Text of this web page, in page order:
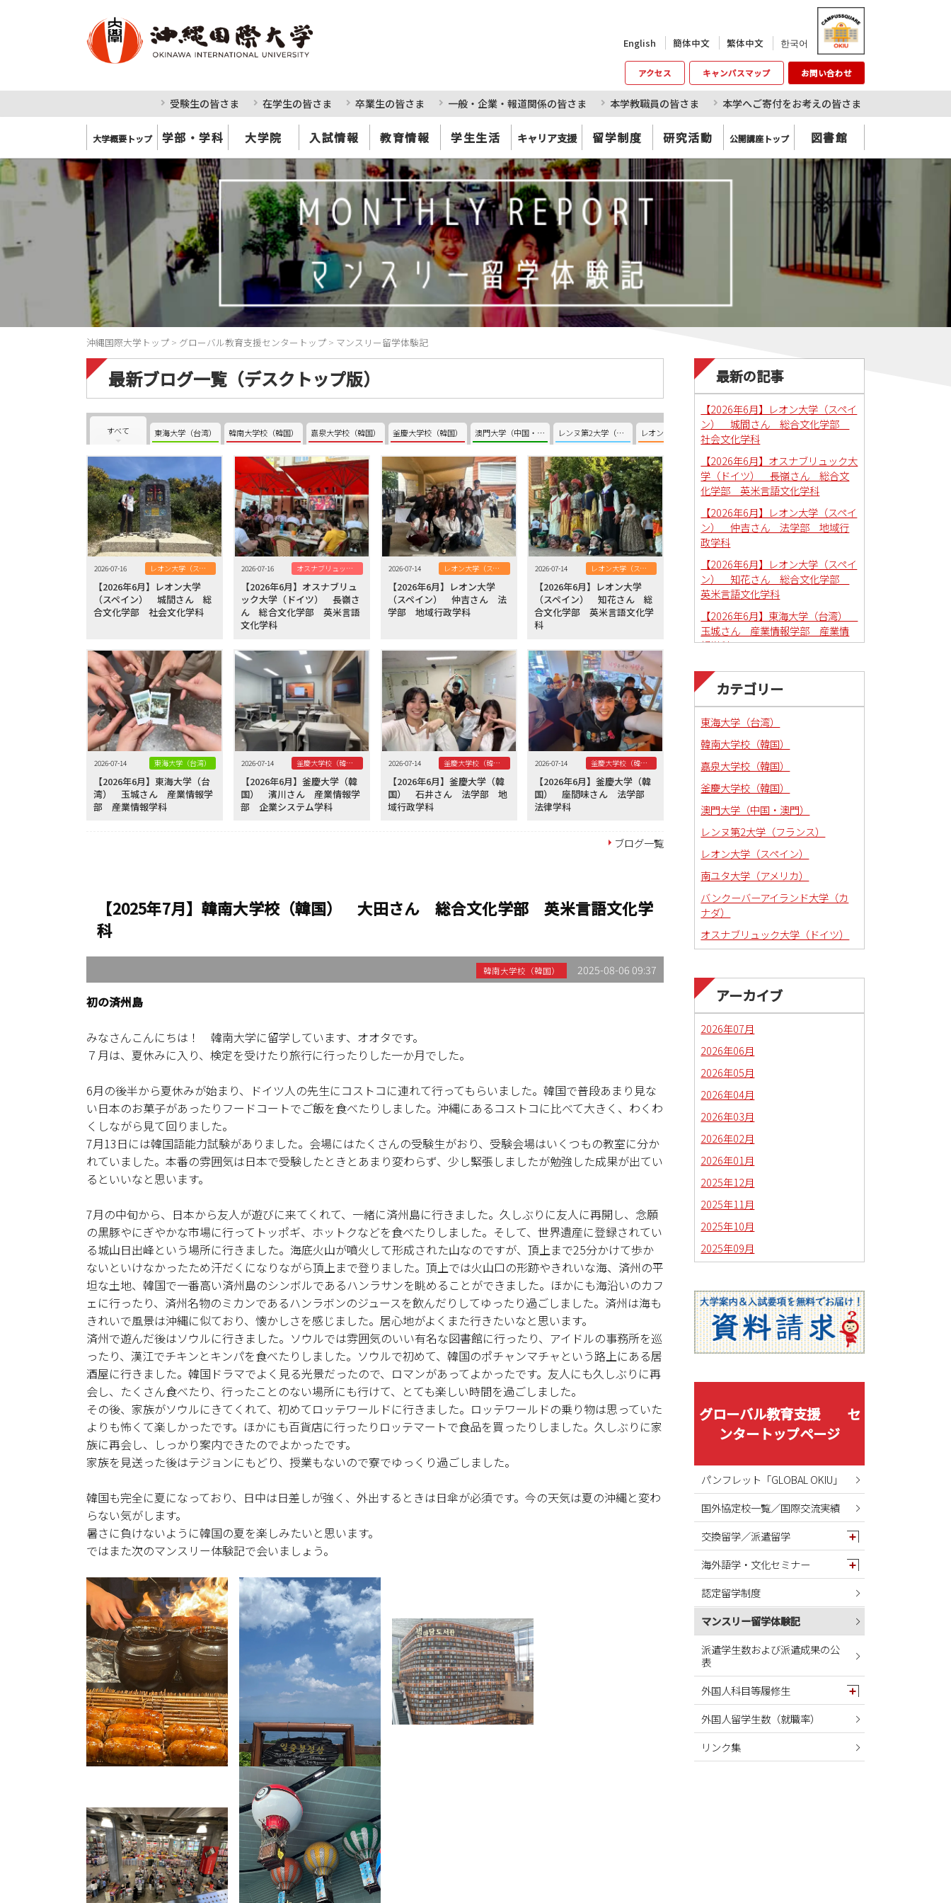
English 簡体中文 繁体中文 한국어
アクセス キャンパスマップ お問い合わせ
受験生の皆さま 在学生の皆さま 卒業生の皆さま 一般・企業・報道関係の皆さま 本学教職員の皆さま 本学へご寄付をお考えの皆さま
大学概要トップ 学部・学科 大学院 入試情報 教育情報 学生生活 キャリア支援 留学制度 研究活動 公開講座トップ 図書館
沖縄国際大学トップ > グローバル教育支援センタートップ > マンスリー留学体験記
最新ブログ一覧（デスクトップ版）
すべて 東海大学（台湾） 韓南大学校（韓国） 嘉泉大学校（韓国） 釜慶大学校（韓国） 澳門大学（中国・澳門） レンヌ第2大学（フランス） レオン大学（スペイン） オスナブリュック大学（ドイツ）
2026-07-16 レオン大学（スペイン）
【2026年6月】レオン大学
（スペイン） 城間さん 総
合文化学部 社会文化学科
2026-07-16 オスナブリュック大学（ドイツ）
【2026年6月】オスナブリュ
ック大学（ドイツ） 長嶺さ
ん 総合文化学部 英米言語
文化学科
2026-07-14 レオン大学（スペイン）
【2026年6月】レオン大学
（スペイン） 仲吉さん 法
学部 地域行政学科
2026-07-14 レオン大学（スペイン）
【2026年6月】レオン大学
（スペイン） 知花さん 総
合文化学部 英米言語文化学
科
2026-07-14 東海大学（台湾）
【2026年6月】東海大学（台
湾） 玉城さん 産業情報学
部 産業情報学科
2026-07-14 釜慶大学校（韓国）
【2026年6月】釜慶大学（韓
国） 濱川さん 産業情報学
部 企業システム学科
2026-07-14 釜慶大学校（韓国）
【2026年6月】釜慶大学（韓
国） 石井さん 法学部 地
域行政学科
2026-07-14 釜慶大学校（韓国）
【2026年6月】釜慶大学（韓
国） 座間味さん 法学部
法律学科
ブログ一覧
【2025年7月】韓南大学校（韓国） 大田さん 総合文化学部 英米言語文化学
科
韓南大学校（韓国） 2025-08-06 09:37
初の済州島
みなさんこんにちは！ 韓南大学に留学しています、オオタです。
７月は、夏休みに入り、検定を受けたり旅行に行ったりした一か月でした。
6月の後半から夏休みが始まり、ドイツ人の先生にコストコに連れて行ってもらいました。韓国で普段あまり見な
い日本のお菓子があったりフードコートでご飯を食べたりしました。沖縄にあるコストコに比べて大きく、わくわ
くしながら見て回りました。
7月13日には韓国語能力試験がありました。会場にはたくさんの受験生がおり、受験会場はいくつもの教室に分か
れていました。本番の雰囲気は日本で受験したときとあまり変わらず、少し緊張しましたが勉強した成果が出てい
るといいなと思います。
7月の中旬から、日本から友人が遊びに来てくれて、一緒に済州島に行きました。久しぶりに友人に再開し、念願
の黒豚やにぎやかな市場に行ってトッポギ、ホットクなどを食べたりしました。そして、世界遺産に登録されてい
る城山日出峰という場所に行きました。海底火山が噴火して形成された山なのですが、頂上まで25分かけて歩か
ないといけなかったため汗だくになりながら頂上まで登りました。頂上では火山口の形跡やきれいな海、済州の平
坦な土地、韓国で一番高い済州島のシンボルであるハンラサンを眺めることができました。ほかにも海沿いのカフ
ェに行ったり、済州名物のミカンであるハンラボンのジュースを飲んだりしてゆったり過ごしました。済州は海も
きれいで風景は沖縄に似ており、懐かしさを感じました。居心地がよくまた行きたいなと思います。
済州で遊んだ後はソウルに行きました。ソウルでは雰囲気のいい有名な図書館に行ったり、アイドルの事務所を巡
ったり、漢江でチキンとキンパを食べたりしました。ソウルで初めて、韓国のポチャンマチャという路上にある居
酒屋に行きました。韓国ドラマでよく見る光景だったので、ロマンがあってよかったです。友人にも久しぶりに再
会し、たくさん食べたり、行ったことのない場所にも行けて、とても楽しい時間を過ごしました。
その後、家族がソウルにきてくれて、初めてロッテワールドに行きました。ロッテワールドの乗り物は思っていた
よりも怖くて楽しかったです。ほかにも百貨店に行ったりロッテマートで食品を買ったりしました。久しぶりに家
族に再会し、しっかり案内できたのでよかったです。
家族を見送った後はテジョンにもどり、授業もないので寮でゆっくり過ごしました。
韓国も完全に夏になっており、日中は日差しが強く、外出するときは日傘が必須です。今の天気は夏の沖縄と変わ
らない気がします。
暑さに負けないように韓国の夏を楽しみたいと思います。
ではまた次のマンスリー体験記で会いましょう。
最新の記事
【2026年6月】レオン大学（スペイ
ン） 城間さん 総合文化学部
社会文化学科
【2026年6月】オスナブリュック大
学（ドイツ） 長嶺さん 総合文
化学部 英米言語文化学科
【2026年6月】レオン大学（スペイ
ン） 仲吉さん 法学部 地域行
政学科
【2026年6月】レオン大学（スペイ
ン） 知花さん 総合文化学部
英米言語文化学科
【2026年6月】東海大学（台湾）
玉城さん 産業情報学部 産業情
報学科
カテゴリー
東海大学（台湾）
韓南大学校（韓国）
嘉泉大学校（韓国）
釜慶大学校（韓国）
澳門大学（中国・澳門）
レンヌ第2大学（フランス）
レオン大学（スペイン）
南ユタ大学（アメリカ）
バンクーバーアイランド大学（カ
ナダ）
オスナブリュック大学（ドイツ）
アーカイブ
2026年07月
2026年06月
2026年05月
2026年04月
2026年03月
2026年02月
2026年01月
2025年12月
2025年11月
2025年10月
2025年09月
2025年07月
2025年06月
2025年05月
2025年04月
2025年03月
2025年01月
2024年11月
2024年10月
2024年09月
2024年08月
2024年07月
2024年06月
2024年05月
2024年04月
2024年03月
2024年02月
2024年01月
2023年12月
2023年11月
2023年10月
グローバル教育支援 セ
ンタートップページ
パンフレット「GLOBAL OKIU」
国外協定校一覧／国際交流実績
交換留学／派遣留学
海外語学・文化セミナー
認定留学制度
マンスリー留学体験記
派遣学生数および派遣成果の公
表
外国人科目等履修生
外国人留学生数（就職率）
リンク集